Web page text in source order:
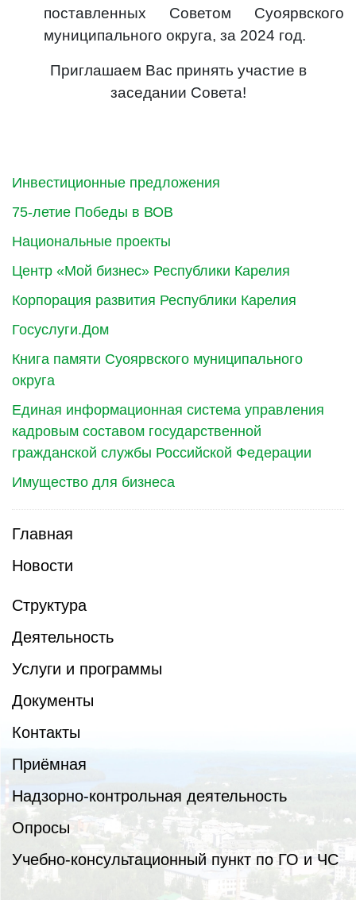
Инвестиционные предложения
75-летие Победы в ВОВ
Национальные проекты
Центр «Мой бизнес» Республики Карелия
Корпорация развития Республики Карелия
Госуслуги.Дом
Книга памяти Суоярвского муниципального
округа
Единая информационная система управления
кадровым составом государственной
гражданской службы Российской Федерации
Имущество для бизнеса
Главная
Новости
Структура
Деятельность
Услуги и программы
Документы
Контакты
Приёмная
Надзорно-контрольная деятельность
Опросы
Учебно-консультационный пункт по ГО и ЧС
поставленных Советом Суоярвского
муниципального округа, за 2024 год.
Приглашаем Вас принять участие в
заседании Совета!